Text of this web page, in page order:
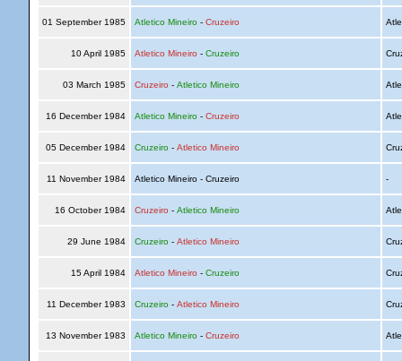
01 September 1985 Atletico Mineiro- Cruzeiro
10 April 1985 Atletico Mineiro - Cruzeiro
03 March 1985 Cruzeiro - Atletico Mineiro
16 December 1984 Atletico Mineiro- Cruzeiro
05 December 1984 Cruzeiro- Atletico Mineiro
11 November 1984 Atletico Mineiro - Cruzeiro -
16 October 1984 Cruzeiro - Atletico Mineiro
29 June 1984 Cruzeiro- Atletico Mineiro
15 April 1984 Atletico Mineiro - Cruzeiro
11 December 1983 Cruzeiro- Atletico Mineiro
13 November 1983 Atletico Mineiro- Cruzeiro